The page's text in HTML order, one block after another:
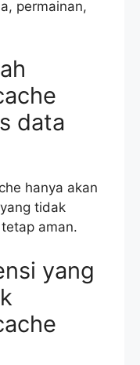
permainan,
data
hanya akan
tidak
aman.
yang